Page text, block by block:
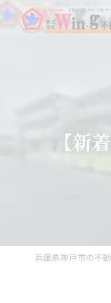
【新